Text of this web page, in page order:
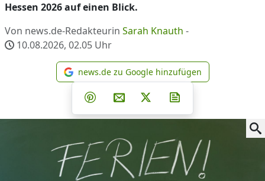
Hessen 2026 auf einen Blick.
Von news.de-Redakteurin Sarah Knauth -
10.08.2026, 02.05 Uhr
news.de zu Google
news.de zu Google hinzufügen
Teilen auf Facebook
Teilen auf Whatsapp
Teilen auf Telegram
Teilen auf Pinterest
Per E-Mail teilen
Post auf X